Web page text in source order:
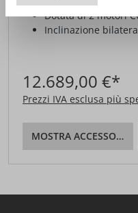
Dotata di 2 motori
Inclinazione
12.689,00 €*
Prezzi IVA esclusa più
MOSTRA ACCESSORI